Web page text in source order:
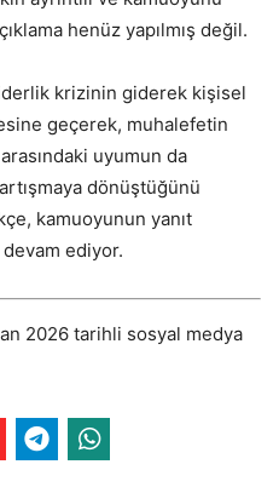
henüz yapılmış değil.
krizinin giderek kişisel
geçerek, muhalefetin
uyumun da
dönüştüğünü
kamuoyunun yanıt
ediyor.
2026 tarihli sosyal medya